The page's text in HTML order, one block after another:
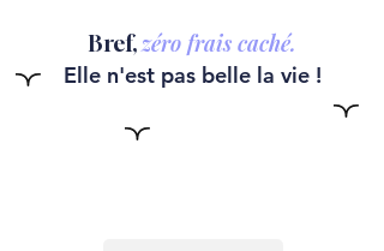
Bref,zéro frais caché.
Elle n'est pas belle la vie !